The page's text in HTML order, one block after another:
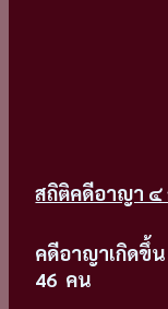
สถิติคดีอาญา ๔
คดีอาญาเกิดขึ้น
46 คน